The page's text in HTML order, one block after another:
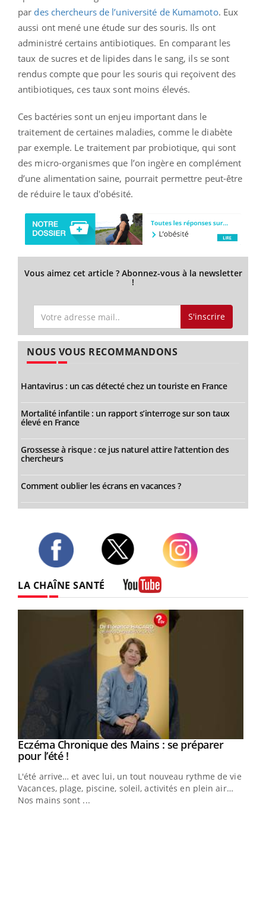
par des chercheurs de l’université de Kumamoto. Eux
aussi ont mené une étude sur des souris. Ils ont
administré certains antibiotiques. En comparant les
taux de sucres et de lipides dans le sang, ils se sont
rendus compte que pour les souris qui reçoivent des
antibiotiques, ces taux sont moins élevés.
Ces bactéries sont un enjeu important dans le
traitement de certaines maladies, comme le diabète
par exemple. Le traitement par probiotique, qui sont
des micro-organismes que l’on ingère en complément
d’une alimentation saine, pourrait permettre peut-être
de réduire le taux d'obésité.
Vous aimez cet article ? Abonnez-vous à la newsletter
!
S'inscrire
NOUS VOUS RECOMMANDONS
Hantavirus : un cas détecté chez un touriste en France
Mortalité infantile : un rapport s’interroge sur son taux
élevé en France
Grossesse à risque : ce jus naturel attire l'attention des
chercheurs
Comment oublier les écrans en vacances ?
LA CHAÎNE SANTÉ
Youtube
Eczéma Chronique des Mains : se préparer
pour l’été !Youtube
L'été arrive… et avec lui, un tout nouveau rythme de vie !
Vacances, plage, piscine, soleil, activités en plein air…
Nos mains sont ...